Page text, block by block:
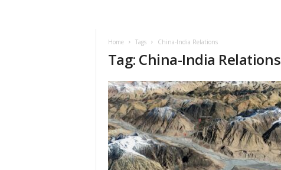
Home Tags China-India Relations
Tag: China-India Relations